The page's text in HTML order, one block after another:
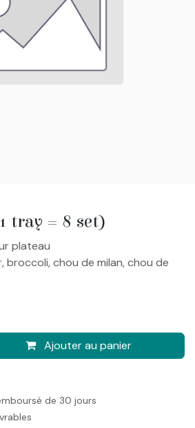
tray = 8 set)
plateau
broccoli, chou de milan, chou de
Ajouter au panier
de 30 jours